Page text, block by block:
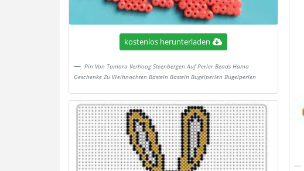
kostenlos herunterladen
Pin Von Tamara Verhoog Steenbergen Auf Perler Beads Hama
Geschenke Zu Weihnachten Basteln Basteln Bugelperlen Bugelperlen